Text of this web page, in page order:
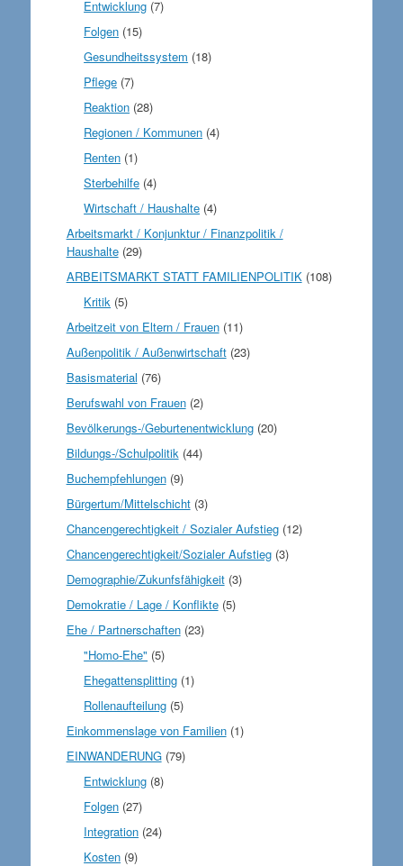
Entwicklung (7)
Folgen (15)
Gesundheitssystem (18)
Pflege (7)
Reaktion (28)
Regionen / Kommunen (4)
Renten (1)
Sterbehilfe (4)
Wirtschaft / Haushalte (4)
Arbeitsmarkt / Konjunktur / Finanzpolitik /
Haushalte(29)
ARBEITSMARKT STATT FAMILIENPOLITIK(108)
Kritik (5)
Arbeitzeit von Eltern / Frauen(11)
Außenpolitik / Außenwirtschaft(23)
Basismaterial (76)
Berufswahl von Frauen(2)
Bevölkerungs-/Geburtenentwicklung(20)
Bildungs-/Schulpolitik(44)
Buchempfehlungen(9)
Bürgertum/Mittelschicht(3)
Chancengerechtigkeit / Sozialer Aufstieg(12)
Chancengerechtigkeit/Sozialer Aufstieg(3)
Demographie/Zukunfsfähigkeit(3)
Demokratie / Lage / Konflikte(5)
Ehe / Partnerschaften(23)
"Homo-Ehe" (5)
Ehegattensplitting (1)
Rollenaufteilung (5)
Einkommenslage von Familien(1)
EINWANDERUNG(79)
Entwicklung (8)
Folgen (27)
Integration (24)
Kosten (9)